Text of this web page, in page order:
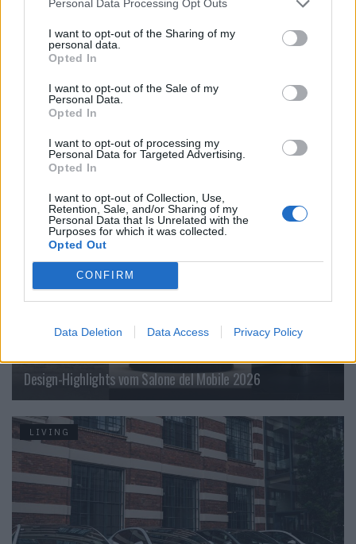
Personal Data Processing Opt Outs
I want to opt-out of the Sharing of my
personal data.
Opted In
I want to opt-out of the Sale of my
Personal Data.
Opted In
I want to opt-out of processing my
Personal Data for Targeted Advertising.
Opted In
I want to opt-out of Collection, Use,
Retention, Sale, and/or Sharing of my
Personal Data that Is Unrelated with the
Purposes for which it was collected.
Opted Out
CONFIRM
Data Deletion Data Access Privacy Policy
Mineralstoffe einfach erklärt: Warum dein Körper sie
braucht
Design-Highlights vom Salone del Mobile 2026
LIVING